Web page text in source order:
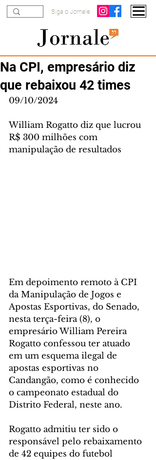
Siga o Jornale
Na CPI, empresário diz
que rebaixou 42 times
09/10/2024
William Rogatto diz que lucrou
R$ 300 milhões com
manipulação de resultados
Em depoimento remoto à CPI
da Manipulação de Jogos e
Apostas Esportivas, do Senado,
nesta terça-feira (8), o
empresário William Pereira
Rogatto confessou ter atuado
em um esquema ilegal de
apostas esportivas no
Candangão, como é conhecido
o campeonato estadual do
Distrito Federal, neste ano.
Rogatto admitiu ter sido o
responsável pelo rebaixamento
de 42 equipes do futebol